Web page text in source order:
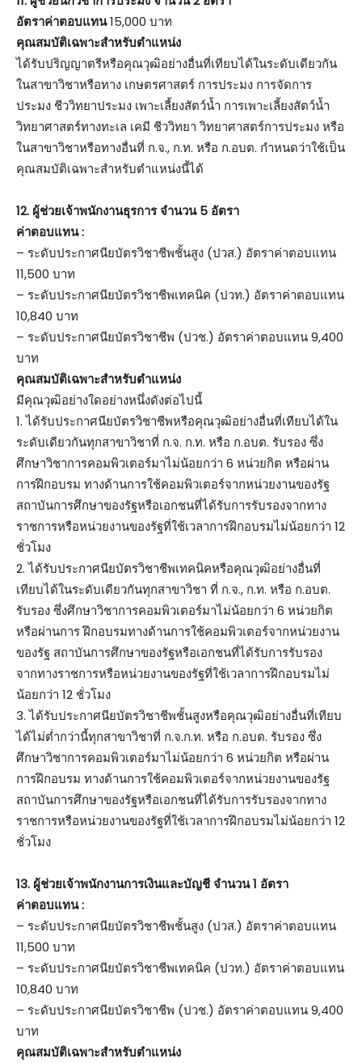
อัตราค่าตอบแทน15,000 บาท
คุณสมบัติเฉพาะสำหรับตำแหน่ง
ได้รับปริญญาตรีหรือคุณวุฒิอย่างอื่นที่เทียบได้ในระดับเดียวกัน
ในสาขาวิชาหรือทาง เกษตรศาสตร์ การประมง การจัดการ
ประมง ชีววิทยาประมง เพาะเลี้ยงสัตว์น้ำ การเพาะเลี้ยงสัตว์น้ำ
วิทยาศาสตร์ทางทะเล เคมี ชีววิทยา วิทยาศาสตร์การประมง หรือ
ในสาขาวิชาหรือทางอื่นที่ ก.จ., ก.ท. หรือ ก.อบต. กำหนดว่าใช้เป็น
คุณสมบัติเฉพาะสำหรับตำแหน่งนี้ได้
12. ผู้ช่วยเจ้าพนักงานธุรการ จำนวน 5 อัตรา
ค่าตอบแทน :
– ระดับประกาศนียบัตรวิชาชีพชั้นสูง (ปวส.) อัตราค่าตอบแทน
11,500 บาท
– ระดับประกาศนียบัตรวิชาชีพเทคนิค (ปวท.) อัตราค่าตอบแทน
10,840 บาท
– ระดับประกาศนียบัตรวิชาชีพ (ปวช.) อัตราค่าตอบแทน 9,400
บาท
คุณสมบัติเฉพาะสำหรับตำแหน่ง
มีคุณวุฒิอย่างใดอย่างหนึ่งดังต่อไปนี้
1. ได้รับประกาศนียบัตรวิชาชีพหรือคุณวุฒิอย่างอื่นที่เทียบได้ใน
ระดับเดียวกันทุกสาขาวิชาที่ ก.จ. ก.ท. หรือ ก.อบต. รับรอง ซึ่ง
ศึกษาวิชาการคอมพิวเตอร์มาไม่น้อยกว่า 6 หน่วยกิต หรือผ่าน
การฝึกอบรม ทางด้านการใช้คอมพิวเตอร์จากหน่วยงานของรัฐ
สถาบันการศึกษาของรัฐหรือเอกชนที่ได้รับการรับรองจากทาง
ราชการหรือหน่วยงานของรัฐที่ใช้เวลาการฝึกอบรมไม่น้อยกว่า 12
ชั่วโมง
2. ได้รับประกาศนียบัตรวิชาชีพเทคนิคหรือคุณวุฒิอย่างอื่นที่
เทียบได้ในระดับเดียวกันทุกสาขาวิชา ที่ ก.จ., ก.ท. หรือ ก.อบต.
รับรอง ซึ่งศึกษาวิชาการคอมพิวเตอร์มาไม่น้อยกว่า 6 หน่วยกิต
หรือผ่านการ ฝึกอบรมทางด้านการใช้คอมพิวเตอร์จากหน่วยงาน
ของรัฐ สถาบันการศึกษาของรัฐหรือเอกชนที่ได้รับการรับรอง
จากทางราชการหรือหน่วยงานของรัฐที่ใช้เวลาการฝึกอบรมไม่
น้อยกว่า 12 ชั่วโมง
3. ได้รับประกาศนียบัตรวิชาชีพชั้นสูงหรือคุณวุฒิอย่างอื่นที่เทียบ
ได้ไม่ต่ำกว่านี้ทุกสาขาวิชาที่ ก.จ.ก.ท. หรือ ก.อบต. รับรอง ซึ่ง
ศึกษาวิชาการคอมพิวเตอร์มาไม่น้อยกว่า 6 หน่วยกิต หรือผ่าน
การฝึกอบรม ทางด้านการใช้คอมพิวเตอร์จากหน่วยงานของรัฐ
สถาบันการศึกษาของรัฐหรือเอกชนที่ได้รับการรับรองจากทาง
ราชการหรือหน่วยงานของรัฐที่ใช้เวลาการฝึกอบรมไม่น้อยกว่า 12
ชั่วโมง
13. ผู้ช่วยเจ้าพนักงานการเงินและบัญชี จำนวน 1 อัตรา
ค่าตอบแทน :
– ระดับประกาศนียบัตรวิชาชีพชั้นสูง (ปวส.) อัตราค่าตอบแทน
11,500 บาท
– ระดับประกาศนียบัตรวิชาชีพเทคนิค (ปวท.) อัตราค่าตอบแทน
10,840 บาท
– ระดับประกาศนียบัตรวิชาชีพ (ปวช.) อัตราค่าตอบแทน 9,400
บาท
คุณสมบัติเฉพาะสำหรับตำแหน่ง